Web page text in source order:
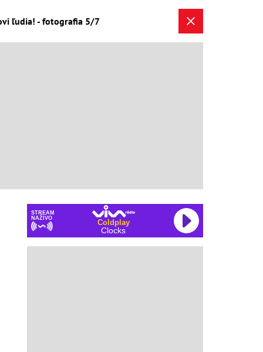
ľudia! - fotografia 5/7
STREAM
NAŽIVO
Coldplay
Clocks